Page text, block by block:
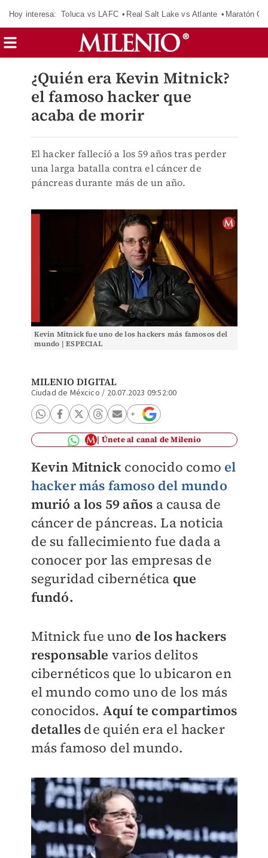
Hoy interesa: Toluca vs LAFC Real Salt Lake vs Atlante Maratón
¿Quién era Kevin Mitnick?
el famoso hacker que
acaba de morir
El hacker falleció a los 59 años tras perder
una larga batalla contra el cáncer de
páncreas durante más de un año.
Kevin Mitnick fue uno de los hackers más famosos del
mundo | ESPECIAL
MILENIO DIGITAL
Ciudad de Méxcico / 20.07.2023 09:52:00
Únete al canal de Milenio
Kevin Mitnick conocido como el
hacker más famoso del mundo
murió a los 59 años a causa de
cáncer de páncreas. La noticia
de su fallecimiento fue dada a
conocer por las empresas de
seguridad cibernética que
fundó.
Mitnick fue uno de los hackers
responsable varios delitos
cibernéticos que lo ubicaron en
el mundo como uno de los más
conocidos. Aquí te compartimos
detalles de quién era el hacker
más famoso del mundo.